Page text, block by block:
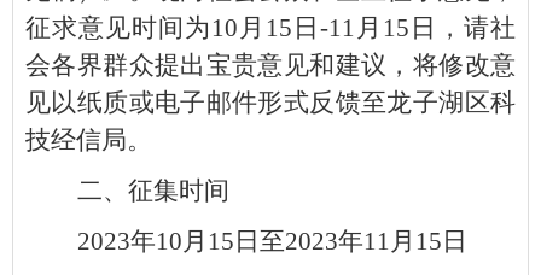
征求意见时间为10月15日-11月15日，请社
会各界群众提出宝贵意见和建议，将修改意
见以纸质或电子邮件形式反馈至龙子湖区科
技经信局。
二、征集时间
2023年10月15日至2023年11月15日